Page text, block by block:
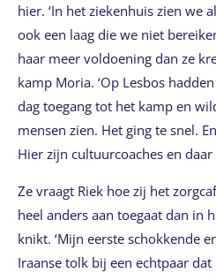
hier. ‘In het ziekenhuis zien we
ook een laag die we niet
haar meer voldoening dan ze
kamp Moria. ‘Op Lesbos
dag toegang tot het kamp en
mensen zien. Het ging te snel.
Hier zijn cultuurcoaches en daar
Ze vraagt Riek hoe zij het
heel anders aan toegaat dan in
knikt. ‘Mijn eerste schokkende
Iraanse tolk bij een echtpaar